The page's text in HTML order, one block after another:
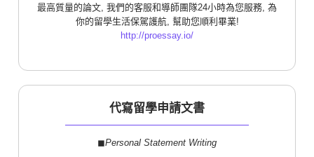
最高質量的論文, 我們的客服和導師團隊24小時為您服務, 為
你的留學生活保駕護航, 幫助您順利畢業!
http://proessay.io/
代寫留學申請文書
◼︎Personal Statement Writing